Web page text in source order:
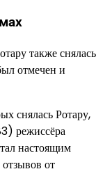
также снялась
отмечен и
снялась Ротару,
режиссёра
настоящим
от